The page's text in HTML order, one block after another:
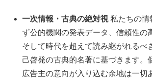
一次情報・古典の絶対視私たちの情
ず公的機関の発表データ、信頼性の
そして時代を超えて読み継がれるべ
己啓発の古典的名著に基づきます。
広告主の意向が入り込む余地は一切